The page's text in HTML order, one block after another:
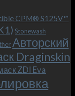
Макс
(Mad
Max),
или
как
мы
прикоснулись
к
CPM® S125V™
Stonewash
Авторский
Draginskin
ZDI Eva